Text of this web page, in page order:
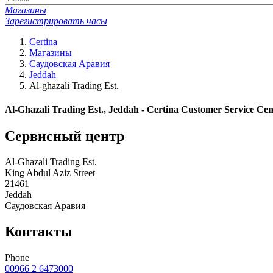
Магазины
Зарегистрировать часы
Certina
Магазины
Саудовская Аравия
Jeddah
Al-ghazali Trading Est.
Al-Ghazali Trading Est., Jeddah - Certina Customer Service
Сервисный центр
Al-Ghazali Trading Est.
King Abdul Aziz Street
21461
Jeddah
Саудовская Аравия
Контакты
Phone
00966 2 6473000